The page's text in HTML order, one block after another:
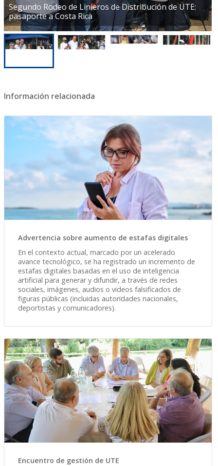
Segundo Rodeo de Linieros de Distribución de UTE:
pasaporte a Costa Rica
Información relacionada
Advertencia sobre aumento de estafas digitales
En el contexto actual, marcado por un acelerado
avance tecnológico, se ha registrado un incremento de
estafas digitales basadas en el uso de inteligencia
artificial para generar y difundir, a través de redes
sociales, imágenes, audios o videos falsificados de
figuras públicas (incluidas autoridades nacionales,
deportistas y comunicadores).
Encuentro de gestión de UTE